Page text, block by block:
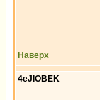
Наверх
4eJIOBEK